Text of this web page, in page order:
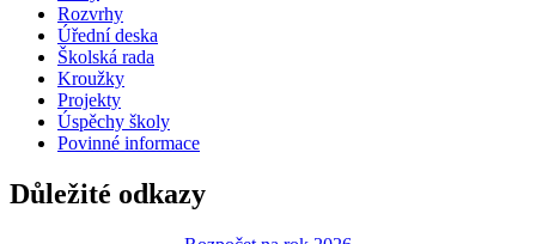
Rozvrhy
Úřední deska
Školská rada
Kroužky
Projekty
Úspěchy školy
Povinné informace
Důležité odkazy